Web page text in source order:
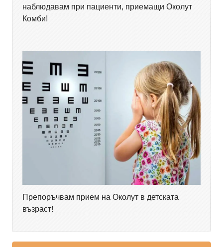
наблюдавам при пациенти, приемащи Околут
Комби!
Препоръчвам прием на Околут в детската
възраст!